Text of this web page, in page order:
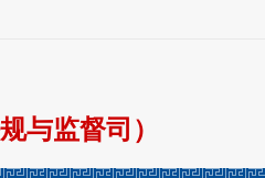
与监督司）